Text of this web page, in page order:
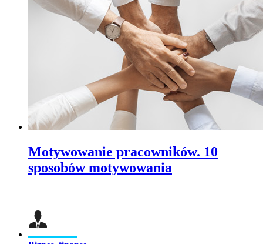
Motywowanie pracowników. 10
sposobów motywowania